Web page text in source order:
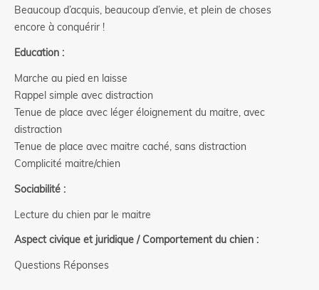
Beaucoup d’acquis, beaucoup d’envie, et plein de choses
encore à conquérir !
Education :
Marche au pied en laisse
Rappel simple avec distraction
Tenue de place avec léger éloignement du maitre, avec
distraction
Tenue de place avec maitre caché, sans distraction
Complicité maitre/chien
Sociabilité :
Lecture du chien par le maitre
Aspect civique et juridique / Comportement du chien :
Questions Réponses